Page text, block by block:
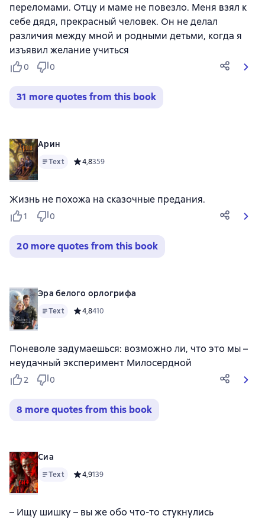
переломами. Отцу и маме не повезло. Меня взял к
себе дядя, прекрасный человек. Он не делал
различия между мной и родными детьми, когда я
изъявил желание учиться
0 0
31 more quotes from this book
Арин
Text Средний рейтинг 4,8 на основе 359 оценок
4,8359
Жизнь не похожа на сказочные предания.
1 0
20 more quotes from this book
Эра белого орлогрифа
Text Средний рейтинг 4,8 на основе 410 оценок
4,8410
Поневоле задумаешься: возможно ли, что это мы –
неудачный эксперимент Милосердной
2 0
8 more quotes from this book
Сиа
Text Средний рейтинг 4,9 на основе 139 оценок
4,9139
– Ищу шишку – вы же обо что-то стукнулись